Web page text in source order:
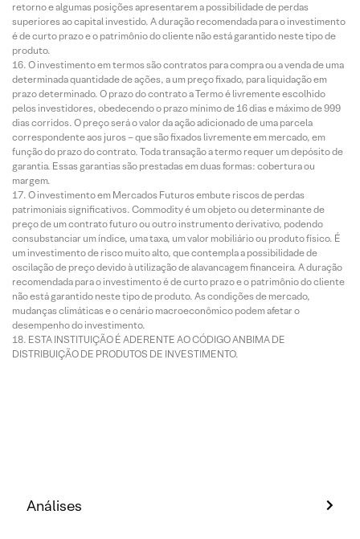
retorno e algumas posições apresentarem a possibilidade de perdas
superiores ao capital investido. A duração recomendada para o investimento
é de curto prazo e o patrimônio do cliente não está garantido neste tipo de
produto.
O investimento em termos são contratos para compra ou a venda de uma
determinada quantidade de ações, a um preço fixado, para liquidação em
prazo determinado. O prazo do contrato a Termo é livremente escolhido
pelos investidores, obedecendo o prazo mínimo de 16 dias e máximo de 999
dias corridos. O preço será o valor da ação adicionado de uma parcela
correspondente aos juros – que são fixados livremente em mercado, em
função do prazo do contrato. Toda transação a termo requer um depósito de
garantia. Essas garantias são prestadas em duas formas: cobertura ou
margem.
O investimento em Mercados Futuros embute riscos de perdas
patrimoniais significativos. Commodity é um objeto ou determinante de
preço de um contrato futuro ou outro instrumento derivativo, podendo
consubstanciar um índice, uma taxa, um valor mobiliário ou produto físico. É
um investimento de risco muito alto, que contempla a possibilidade de
oscilação de preço devido à utilização de alavancagem financeira. A duração
recomendada para o investimento é de curto prazo e o patrimônio do cliente
não está garantido neste tipo de produto. As condições de mercado,
mudanças climáticas e o cenário macroeconômico podem afetar o
desempenho do investimento.
ESTA INSTITUIÇÃO É ADERENTE AO CÓDIGO ANBIMA DE
DISTRIBUIÇÃO DE PRODUTOS DE INVESTIMENTO.
Análises